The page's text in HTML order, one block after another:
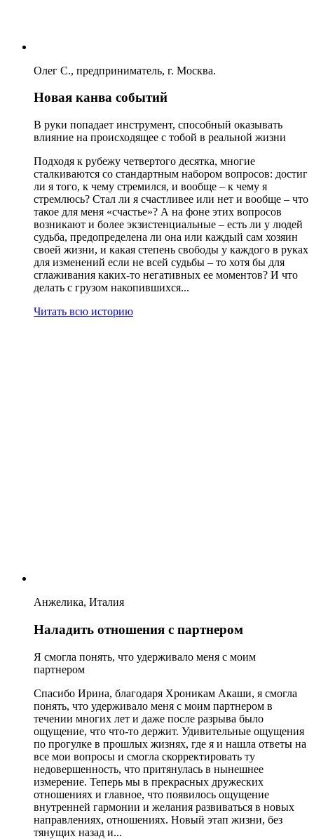
Олег С., предприниматель, г. Москва.
Новая канва событий
В руки попадает инструмент, способный оказывать
влияние на происходящее с тобой в реальной жизни
Подходя к рубежу четвертого десятка, многие
сталкиваются со стандартным набором вопросов: достиг
ли я того, к чему стремился, и вообще – к чему я
стремлюсь? Стал ли я счастливее или нет и вообще – что
такое для меня «счастье»? А на фоне этих вопросов
возникают и более экзистенциальные – есть ли у людей
судьба, предопределена ли она или каждый сам хозяин
своей жизни, и какая степень свободы у каждого в руках
для изменений если не всей судьбы – то хотя бы для
сглаживания каких-то негативных ее моментов? И что
делать с грузом накопившихся...
Читать всю историю
Анжелика, Италия
Наладить отношения с партнером
Я смогла понять, что удерживало меня с моим
партнером
Спасибо Ирина, благодаря Хроникам Акаши, я смогла
понять, что удерживало меня с моим партнером в
течении многих лет и даже после разрыва было
ощущение, что что-то держит. Удивительные ощущения
по прогулке в прошлых жизнях, где я и нашла ответы на
все мои вопросы и смогла скорректировать ту
недовершенность, что притянулась в нынешнее
измерение. Теперь мы в прекрасных дружеских
отношениях и главное, что появилось ощущение
внутренней гармонии и желания развиваться в новых
направлениях, отношениях. Новый этап жизни, без
тянущих назад и...